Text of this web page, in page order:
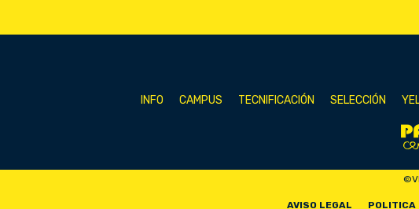
INFO CAMPUS TECNIFICACIÓN SELECCIÓN
AVISO LEGAL POLITICA